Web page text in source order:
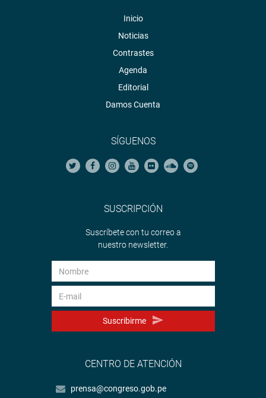
Inicio
Noticias
Contrastes
Agenda
Editorial
Damos Cuenta
SÍGUENOS
SUSCRIPCIÓN
Suscríbete con tu correo a
nuestro newsletter.
Suscribirme
CENTRO DE ATENCIÓN
prensa@congreso.gob.pe